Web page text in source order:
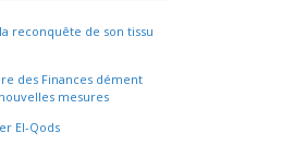
reconquête de son tissu
des Finances dément
mesures
El-Qods